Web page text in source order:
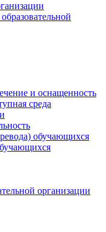
и оснащенность
среда
обучающихся
организации